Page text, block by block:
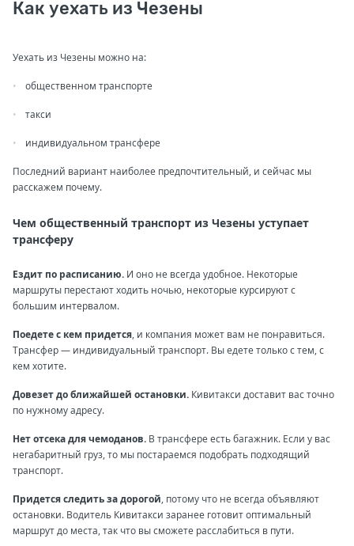
Как уехать из Чезены
Уехать из Чезены можно на:
общественном транспорте
такси
индивидуальном трансфере
Последний вариант наиболее предпочтительный, и сейчас мы
расскажем почему.
Чем общественный транспорт из Чезены уступает
трансферу
Ездит по расписанию. И оно не всегда удобное. Некоторые
маршруты перестают ходить ночью, некоторые курсируют с
большим интервалом.
Поедете с кем придется, и компания может вам не понравиться.
Трансфер — индивидуальный транспорт. Вы едете только с тем, с
кем хотите.
Довезет до ближайшей остановки. Кивитакси доставит вас точно
по нужному адресу.
Нет отсека для чемоданов. В трансфере есть багажник. Если у вас
негабаритный груз, то мы постараемся подобрать подходящий
транспорт.
Придется следить за дорогой, потому что не всегда объявляют
остановки. Водитель Кивитакси заранее готовит оптимальный
маршрут до места, так что вы сможете расслабиться в пути.